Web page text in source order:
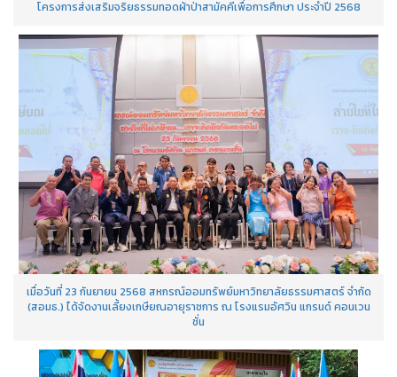
โครงการส่งเสริมจริยธรรมทอดผ้าป่าสามัคคีเพื่อการศึกษา ประจำปี 2568
เมื่อวันที่ 23 กันยายน 2568 สหกรณ์ออมทรัพย์มหาวิทยาลัยธรรมศาสตร์ จำกัด
(สอมธ.) ได้จัดงานเลี้ยงเกษียณอายุราชการ ณ โรงแรมอัศวิน แกรนด์ คอนเวน
ชั่น